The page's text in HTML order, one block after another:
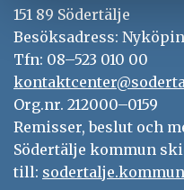
151 89 Södertälje
Besöksadress:
Tfn: 08–523 010 00
Org.nr. 212000–0159
Remisser, beslut och
Södertälje kommun
till: